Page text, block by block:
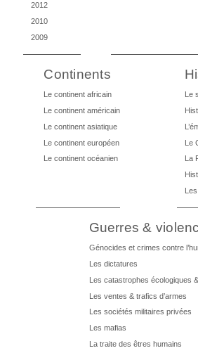
2012
2010
2009
Continents
Le continent africain
Le continent américain
Le continent asiatique
Le continent européen
Le continent océanien
Le
Le
La
Guerres &
Génocides et crimes contre
Les dictatures
Les catastrophes écologiques
Les ventes & trafics d’armes
Les sociétés militaires privées
Les mafias
La traite des êtres humains